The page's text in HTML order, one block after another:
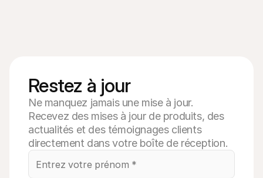
Restez à jour
Ne manquez jamais une mise à jour.
Recevez des mises à jour de produits, des
actualités et des témoignages clients
directement dans votre boîte de réception.